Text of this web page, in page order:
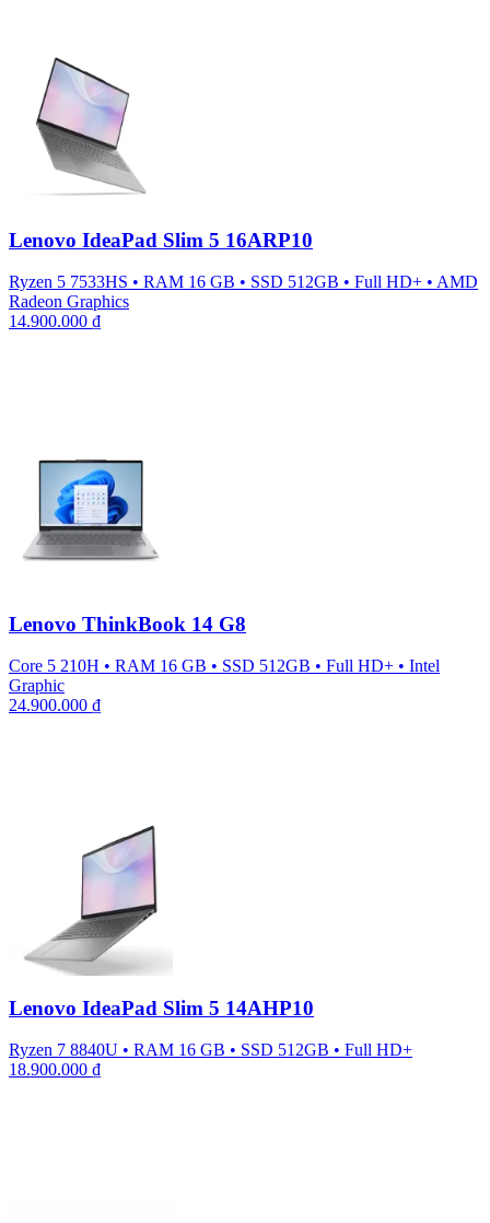
Lenovo IdeaPad Slim 5 16ARP10
Ryzen 5 7533HS • RAM 16 GB • SSD 512GB • Full HD+ • AMD
Radeon Graphics
14.900.000 ₫
Lenovo ThinkBook 14 G8
Core 5 210H • RAM 16 GB • SSD 512GB • Full HD+ • Intel
Graphic
24.900.000 ₫
Lenovo IdeaPad Slim 5 14AHP10
Ryzen 7 8840U • RAM 16 GB • SSD 512GB • Full HD+
18.900.000 ₫